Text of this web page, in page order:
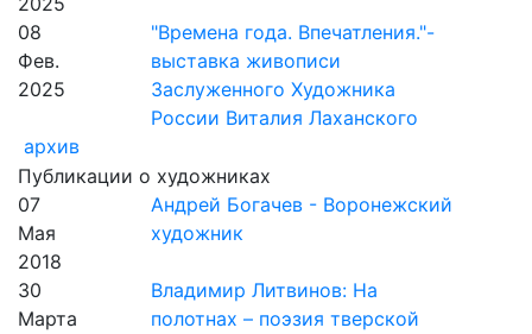
08
Фев.
2025
"Времена года. Впечатления."-
выставка живописи
Заслуженного Художника
России Виталия Лаханского
архив
Публикации о художниках
07
Мая
2018
Андрей Богачев - Воронежский
художник
30
Марта
Владимир Литвинов: На
полотнах – поэзия тверской